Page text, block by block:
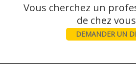
Vous cherchez un
DEMANDER UN